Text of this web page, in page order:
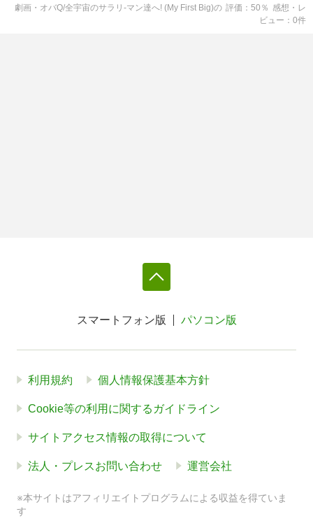
劇画・オバQ/全宇宙のサラリ-マン達へ! (My First Big)の 評価 50 ％ 感想・レ
ビュー
0件
スマートフォン版 パソコン版
利用規約 個人情報保護基本方針
Cookie等の利用に関するガイドライン
サイトアクセス情報の取得について
法人・プレスお問い合わせ 運営会社
※本サイトはアフィリエイトプログラムによる収益を得ていま
す